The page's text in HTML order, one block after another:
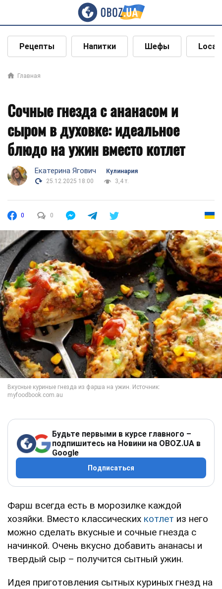
Рецепты Напитки Шефы Local
Главная
Сочные гнезда с ананасом и
сыром в духовке: идеальное
блюдо на ужин вместо котлет
Екатерина Ягович
Кулинария
25.12.2025 18:00
3,4 т.
0 0
Будьте первыми в курсе главного –
подпишитесь на Новини на OBOZ.UA в
Google
Подписаться
Фарш всегда есть в морозилке каждой
хозяйки. Вместо классических котлет из него
можно сделать вкусные и сочные гнезда с
начинкой. Очень вкусно добавить ананасы и
твердый сыр – получится сытный ужин.
Идея приготовления сытных куриных гнезд на